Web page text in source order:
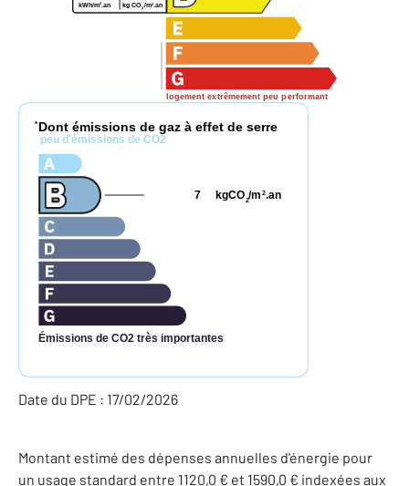
logement extrêmement peu performant
kWh/m2.an kg CO2 /m2 .an
* Dont émissions de gaz à effet de serre
peu d'émissions de CO2
Émissions de CO2 très importantes
kgCO2/m 2.an
7
Date du DPE : 17/02/2026
Montant estimé des dépenses annuelles d'énergie pour
un usage standard entre 1120,0 € et 1590,0 € indexées aux